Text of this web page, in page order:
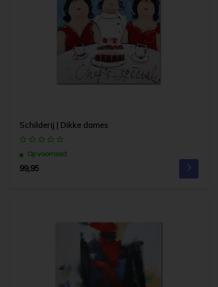
Schilderij | Dikke dames
Op voorraad
99,95